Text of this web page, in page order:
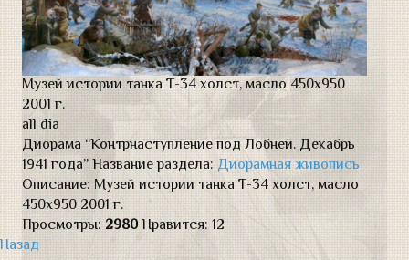
Монументальная живопись
Диорамная живопись
Иконопись
Историческая картина
Пейзаж
Натюрморт
Современная армия
Музей истории танка Т-34 холст, масло 450х950
2001 г.
all dia
Диорама “Контрнаступление под Лобней. Декабрь
1941 года”Название раздела: Диорамная живопись
Описание: Музей истории танка Т-34 холст, масло
450х950 2001 г.
Просмотры: 2980Нравится:12
Назад